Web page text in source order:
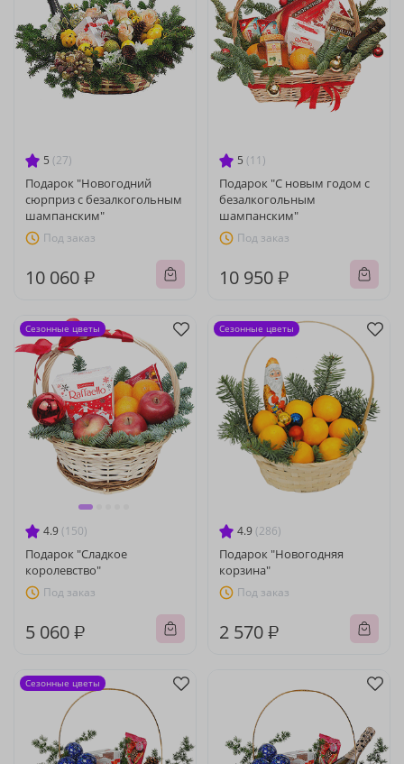
5 (27)
Подарок "Новогодний
сюрприз с безалкогольным
шампанским"
Под заказ
10 060 ₽
5 (11)
Подарок "С новым годом с
безалкогольным
шампанским"
Под заказ
10 950 ₽
4.9 (150)
Подарок "Сладкое
королевство"
Под заказ
5 060 ₽
Сезонные цветы
4.9 (286)
Подарок "Новогодняя
корзина"
Под заказ
2 570 ₽
Сезонные цветы
Сезонные цветы